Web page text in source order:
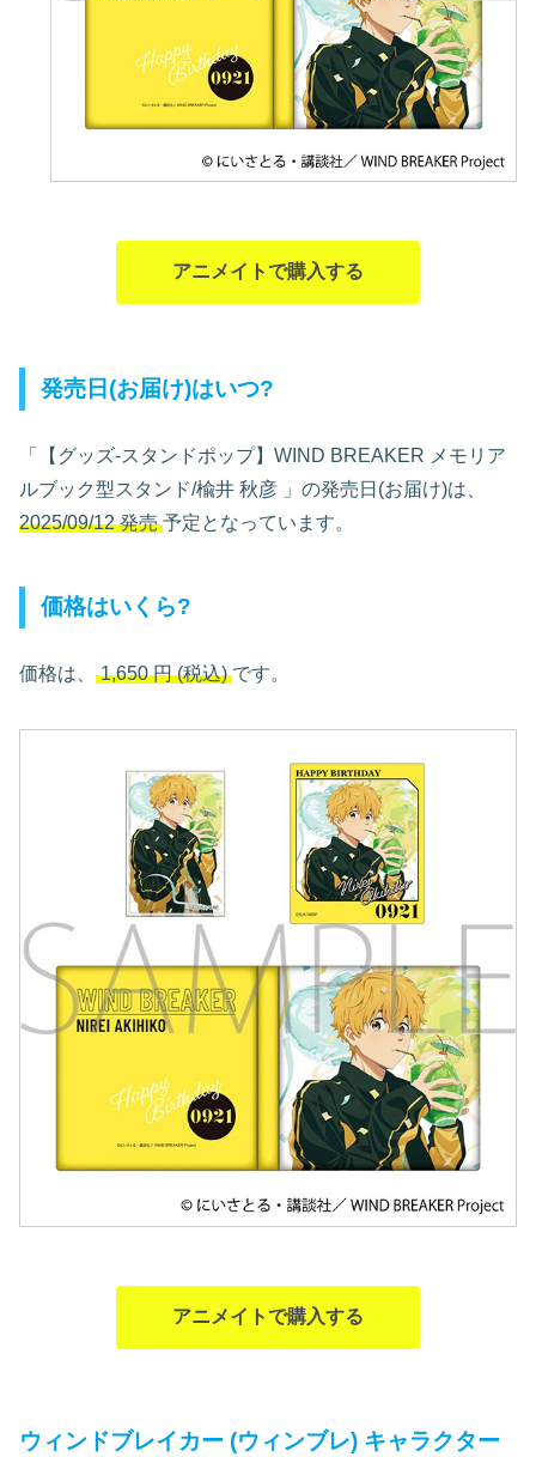
アニメイトで購入する
発売日(お届け)はいつ?
「【グッズ-スタンドポップ】WIND BREAKER メモリア
ルブック型スタンド/楡井 秋彦 」の発売日(お届け)は、
2025/09/12 発売 予定となっています。
価格はいくら?
価格は、 1,650円(税込) です。
アニメイトで購入する
ウィンドブレイカー (ウィンブレ) キャラクター